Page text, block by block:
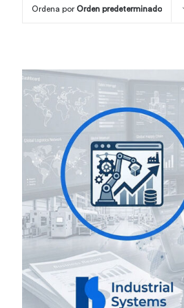
Ordena por Orden predeterminado